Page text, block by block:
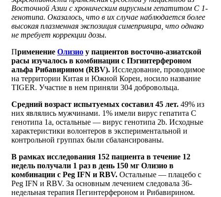
Восточной Азии с хроническим вирусным гепатитом С 1-
генотипа. Оказалось, что в их случае наблюдается более
высокая плазменная экспозиция симепривира, что однако
не требует коррекции дозы.
Применение Олизио у пациентов восточно-азиатской
расы изучалось в комбинации с Пэгинтерфероном
альфа Рибавирином (RBV). Исследование, проводимое
на территории Китая и Южной Кореи, носило название
TIGER. Участие в нем приняли 304 добровольца.
Средний возраст испытуемых составил 45 лет. 49% из
них являлись мужчинами. 1% имели вирус гепатита С
генотипа 1a, остальные — вирус генотипа 2b. Исходные
характеристики волонтеров в экспериментальной и
контрольной группах были сбалансированы.
В рамках исследования 152 пациента в течение 12
недель получали 1 раз в день 150 мг Олизио в
комбинации с Peg IFN и RBV. Остальные — плацебо с
Peg IFN и RBV. За основным лечением следовала 36-
недельная терапия Пегинтерфероном и Рибавирином.